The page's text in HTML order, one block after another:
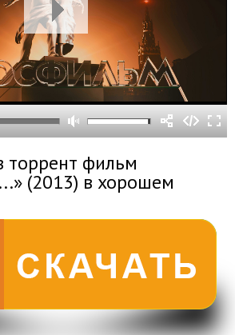
торрент фильм
(2013) в хорошем